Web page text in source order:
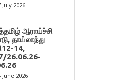
July 2026
ஆராய்ச்சி
தாய்லாந்து
14,
26.06.26-
June 2026